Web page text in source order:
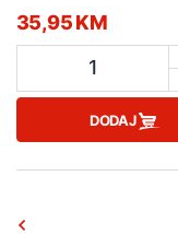
35,95 KM
1
DODAJ